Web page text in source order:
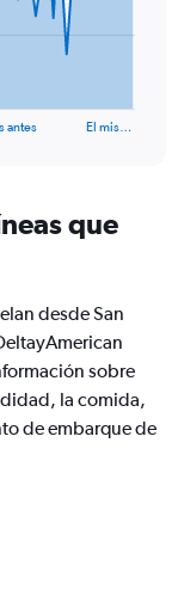
antes El mis…
que
desde San
sobre
la comida,
de embarque de